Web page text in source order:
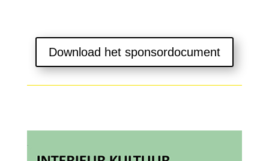
Download het sponsordocument